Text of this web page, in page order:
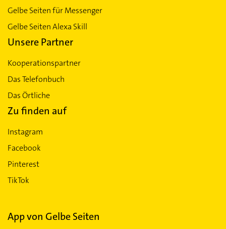
Gelbe Seiten für Messenger
Gelbe Seiten Alexa Skill
Unsere Partner
Kooperationspartner
Das Telefonbuch
Das Örtliche
Zu finden auf
Instagram
Facebook
Pinterest
TikTok
App von Gelbe Seiten